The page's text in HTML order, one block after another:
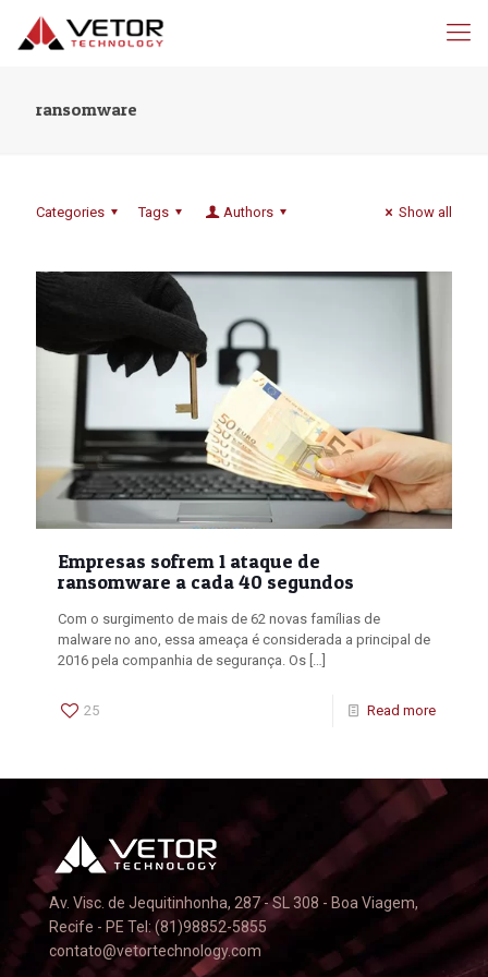
ransomware
Categories Tags Authors Show all
Empresas sofrem 1 ataque de
ransomware a cada 40 segundos
Com o surgimento de mais de 62 novas famílias de
malware no ano, essa ameaça é considerada a principal de
2016 pela companhia de segurança. Os […]
25 Read more
Av. Visc. de Jequitinhonha, 287 - SL 308 - Boa Viagem,
Recife - PE Tel: (81)98852-5855
contato@vetortechnology.com